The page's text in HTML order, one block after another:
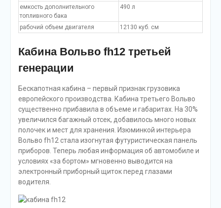
емкость дополнительного
топливного бака
490 л
рабочий объем двигателя 12130 куб. см
Кабина Вольво fh12 третьей
генерации
Бескапотная кабина – первый признак грузовика
европейского производства. Кабина третьего Вольво
существенно прибавила в объеме и габаритах. На 30%
увеличился багажный отсек, добавилось много новых
полочек и мест для хранения. Изюминкой интерьера
Вольво fh12 стала изогнутая футуристическая панель
приборов. Теперь любая информация об автомобиле и
условиях «за бортом» мгновенно выводится на
электронный приборный щиток перед глазами
водителя.